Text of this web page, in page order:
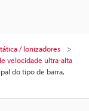
/ Ionizadores
velocidade ultra-alta
do tipo de barra,